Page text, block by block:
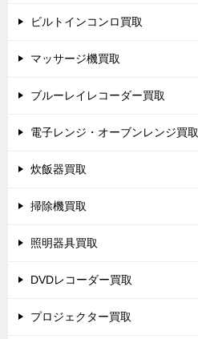
ビルトインコンロ買取
マッサージ機買取
ブルーレイレコーダー買取
電子レンジ・オーブンレンジ買取
炊飯器買取
掃除機買取
照明器具買取
DVDレコーダー買取
プロジェクター買取